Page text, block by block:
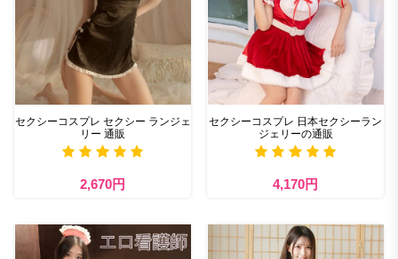
セクシーコスプレ セクシー ランジェ
リー 通販
2,670円
セクシーコスプレ 日本セクシーラン
ジェリーの通販
4,170円